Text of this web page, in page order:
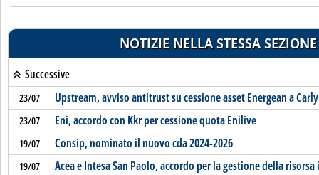
NOTIZIE NELLA STESSA SEZIONE
Successive
23/07 Upstream, avviso antitrust su cessione asset Energean a
23/07 Eni, accordo con Kkr per cessione quota Enilive
19/07 Consip, nominato il nuovo cda 2024-2026
19/07 Acea e Intesa San Paolo, accordo per la gestione della risorsa